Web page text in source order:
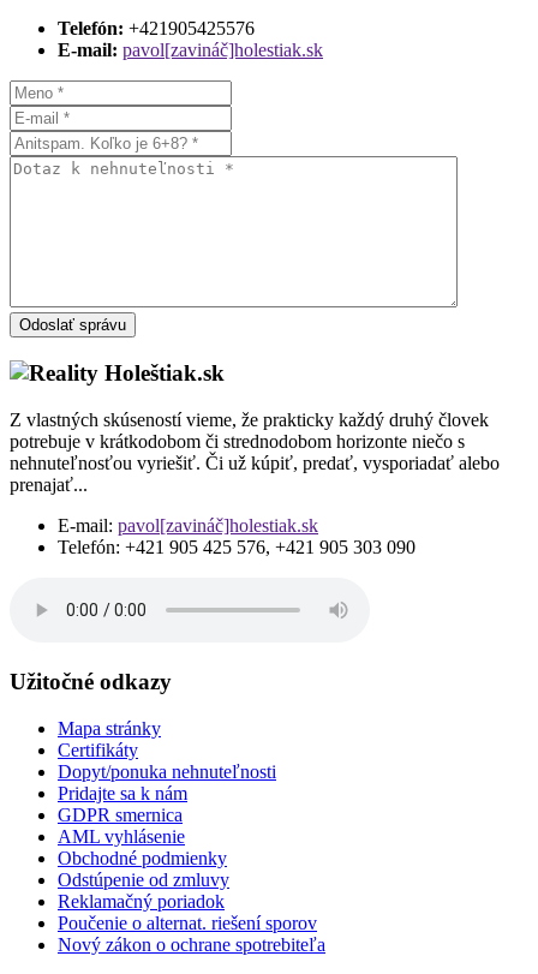
Telefón: +421905425576
E-mail: pavol[zavináč]holestiak.sk
Odoslať správu
Z vlastných skúseností vieme, že prakticky každý druhý človek
potrebuje v krátkodobom či strednodobom horizonte niečo s
nehnuteľnosťou vyriešiť. Či už kúpiť, predať, vysporiadať alebo
prenajať...
E-mail: pavol[zavináč]holestiak.sk
Telefón: +421 905 425 576, +421 905 303 090
Užitočné odkazy
Mapa stránky
Certifikáty
Dopyt/ponuka nehnuteľnosti
Pridajte sa k nám
GDPR smernica
AML vyhlásenie
Obchodné podmienky
Odstúpenie od zmluvy
Reklamačný poriadok
Poučenie o alternat. riešení sporov
Nový zákon o ochrane spotrebiteľa